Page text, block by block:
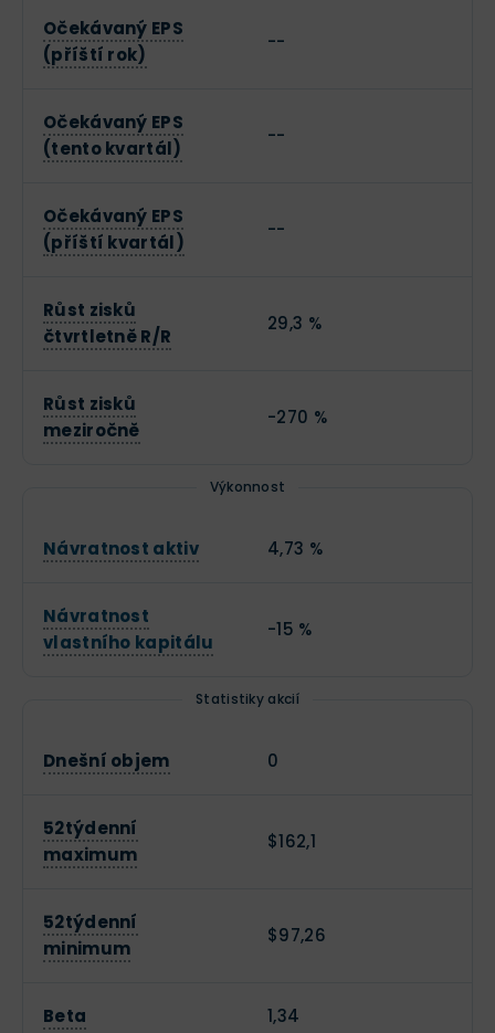
Očekávaný EPS
(příští rok)
--
Očekávaný EPS
(tento kvartál)
--
Očekávaný EPS
(příští kvartál)
--
Růst zisků
čtvrtletně R/R
29,3 %
Růst zisků
meziročně
-270 %
Výkonnost
Návratnost aktiv 4,73 %
Návratnost
vlastního kapitálu
-15 %
Statistiky akcií
Dnešní objem 0
52týdenní
maximum
$162,1
52týdenní
minimum
$97,26
Beta 1,34